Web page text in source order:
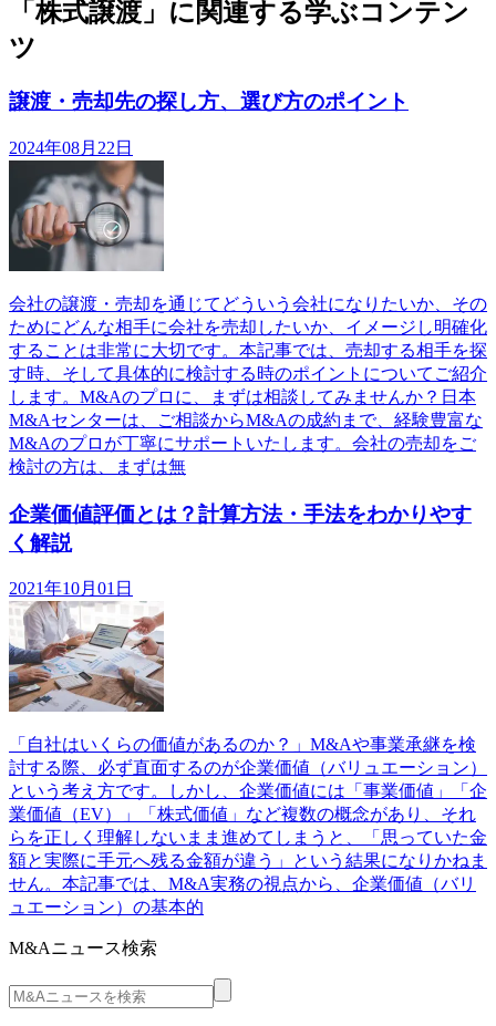
「株式譲渡」に関連する学ぶコンテン
ツ
譲渡・売却先の探し方、選び方のポイント
2024年08月22日
会社の譲渡・売却を通じてどういう会社になりたいか、その
ためにどんな相手に会社を売却したいか、イメージし明確化
することは非常に大切です。本記事では、売却する相手を探
す時、そして具体的に検討する時のポイントについてご紹介
します。M&Aのプロに、まずは相談してみませんか？日本
M&Aセンターは、ご相談からM&Aの成約まで、経験豊富な
M&Aのプロが丁寧にサポートいたします。会社の売却をご
検討の方は、まずは無
企業価値評価とは？計算方法・手法をわかりやす
く解説
2021年10月01日
「自社はいくらの価値があるのか？」M&Aや事業承継を検
討する際、必ず直面するのが企業価値（バリュエーション）
という考え方です。しかし、企業価値には「事業価値」「企
業価値（EV）」「株式価値」など複数の概念があり、それ
らを正しく理解しないまま進めてしまうと、「思っていた金
額と実際に手元へ残る金額が違う」という結果になりかねま
せん。本記事では、M&A実務の視点から、企業価値（バリ
ュエーション）の基本的
M&Aニュース検索